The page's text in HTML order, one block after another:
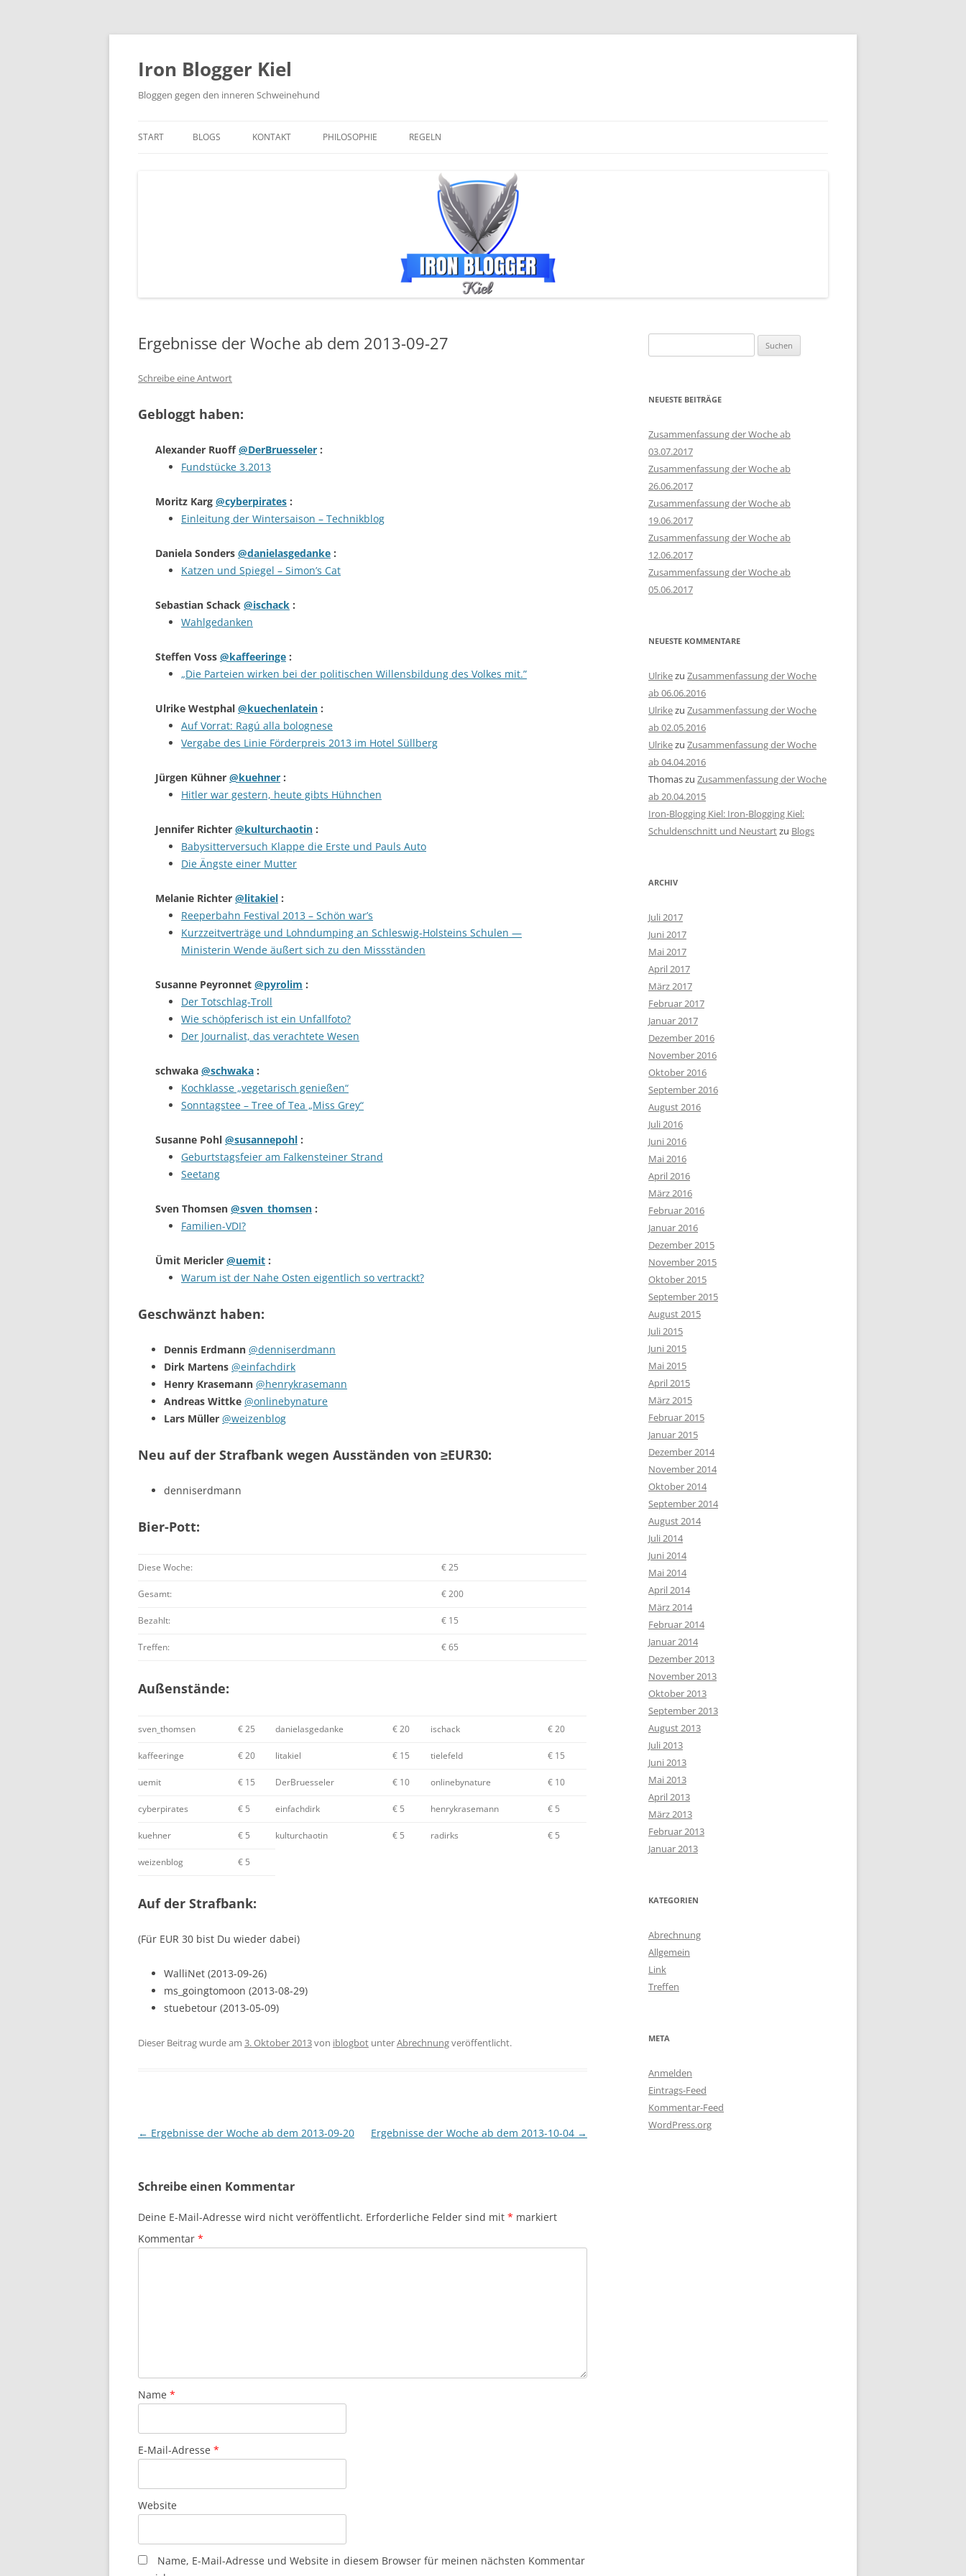
Zum
Iron Blogger Kiel
Bloggen gegen den inneren Schweinehund
START BLOGS KONTAKT PHILOSOPHIE REGELN
Ergebnisse der Woche ab dem 2013-09-27
Schreibe eine Antwort
Gebloggt haben:
Alexander Ruoff@DerBruesseler :
Fundstücke 3.2013
Moritz Karg @cyberpirates :
Einleitung der Wintersaison – Technikblog
Daniela Sonders @danielasgedanke :
Katzen und Spiegel – Simon’s Cat
Sebastian Schack @ischack :
Wahlgedanken
Steffen Voss @kaffeeringe :
„Die Parteien wirken bei der politischen Willensbildung des Volkes mit.”
Ulrike Westphal @kuechenlatein :
Auf Vorrat: Ragú alla bolognese
Vergabe des Linie Förderpreis 2013 im Hotel Süllberg
Jürgen Kühner @kuehner :
Hitler war gestern, heute gibts Hühnchen
Jennifer Richter @kulturchaotin :
Babysitterversuch Klappe die Erste und Pauls Auto
Die Ängste einer Mutter
Melanie Richter @litakiel :
Reeperbahn Festival 2013 – Schön war’s
Kurzzeitverträge und Lohndumping an Schleswig-Holsteins Schulen —
Ministerin Wende äußert sich zu den Missständen
Susanne Peyronnet @pyrolim :
Der Totschlag-Troll
Wie schöpferisch ist ein Unfallfoto?
Der Journalist, das verachtete Wesen
schwaka @schwaka :
Kochklasse „vegetarisch genießen“
Sonntagstee – Tree of Tea „Miss Grey“
Susanne Pohl @susannepohl :
Geburtstagsfeier am Falkensteiner Strand
Seetang
Sven Thomsen @sven_thomsen :
Familien-VDI?
Ümit Mericler @uemit :
Warum ist der Nahe Osten eigentlich so vertrackt?
Geschwänzt haben:
Dennis Erdmann @denniserdmann
Dirk Martens @einfachdirk
Henry Krasemann @henrykrasemann
Andreas Wittke @onlinebynature
Lars Müller @weizenblog
Neu auf der Strafbank wegen Ausständen von ≥EUR30:
denniserdmann
Bier-Pott:
Diese Woche: € 25
Gesamt: € 200
Bezahlt: € 15
Treffen: € 65
Außenstände:
sven_thomsen € 25 danielasgedanke € 20 ischack € 20
kaffeeringe € 20 litakiel € 15 tielefeld € 15
uemit € 15 DerBruesseler € 10 onlinebynature € 10
cyberpirates € 5 einfachdirk € 5 henrykrasemann € 5
kuehner € 5 kulturchaotin € 5 radirks € 5
weizenblog € 5
Auf der Strafbank:
(Für EUR 30 bist Du wieder dabei)
WalliNet (2013-09-26)
ms_goingtomoon (2013-08-29)
stuebetour (2013-05-09)
Dieser Beitrag wurde am 3. Oktober 2013von iblogbot unterAbrechnungveröffentlicht.
Beitragsnavigation
← Ergebnisse der Woche ab dem 2013-09-20 Ergebnisse der Woche ab dem 2013-10-04 →
Schreibe einen Kommentar
Deine E-Mail-Adresse wird nicht veröffentlicht. Erforderliche Felder sind mit * markiert
Kommentar *
Name *
E-Mail-Adresse *
Website
Name, E-Mail-Adresse und Website in diesem Browser für meinen nächsten Kommentar
nach:
NEUESTE BEITRÄGE
Zusammenfassung der Woche ab
03.07.2017
Zusammenfassung der Woche ab
26.06.2017
Zusammenfassung der Woche ab
19.06.2017
Zusammenfassung der Woche ab
12.06.2017
Zusammenfassung der Woche ab
05.06.2017
NEUESTE KOMMENTARE
Ulrikezu Zusammenfassung der Woche
ab 06.06.2016
Ulrikezu Zusammenfassung der Woche
ab 02.05.2016
Ulrikezu Zusammenfassung der Woche
ab 04.04.2016
Thomaszu Zusammenfassung der Woche
ab 20.04.2015
Iron-Blogging Kiel: Iron-Blogging Kiel:
Schuldenschnitt und Neustartzu Blogs
ARCHIV
Juli 2017
Juni 2017
Mai 2017
April 2017
März 2017
Februar 2017
Januar 2017
Dezember 2016
November 2016
Oktober 2016
September 2016
August 2016
Juli 2016
Juni 2016
Mai 2016
April 2016
März 2016
Februar 2016
Januar 2016
Dezember 2015
November 2015
Oktober 2015
September 2015
August 2015
Juli 2015
Juni 2015
Mai 2015
April 2015
März 2015
Februar 2015
Januar 2015
Dezember 2014
November 2014
Oktober 2014
September 2014
August 2014
Juli 2014
Juni 2014
Mai 2014
April 2014
März 2014
Februar 2014
Januar 2014
Dezember 2013
November 2013
Oktober 2013
September 2013
August 2013
Juli 2013
Juni 2013
Mai 2013
April 2013
März 2013
Februar 2013
Januar 2013
KATEGORIEN
Abrechnung
Allgemein
Link
Treffen
META
Anmelden
Eintrags-Feed
Kommentar-Feed
WordPress.org